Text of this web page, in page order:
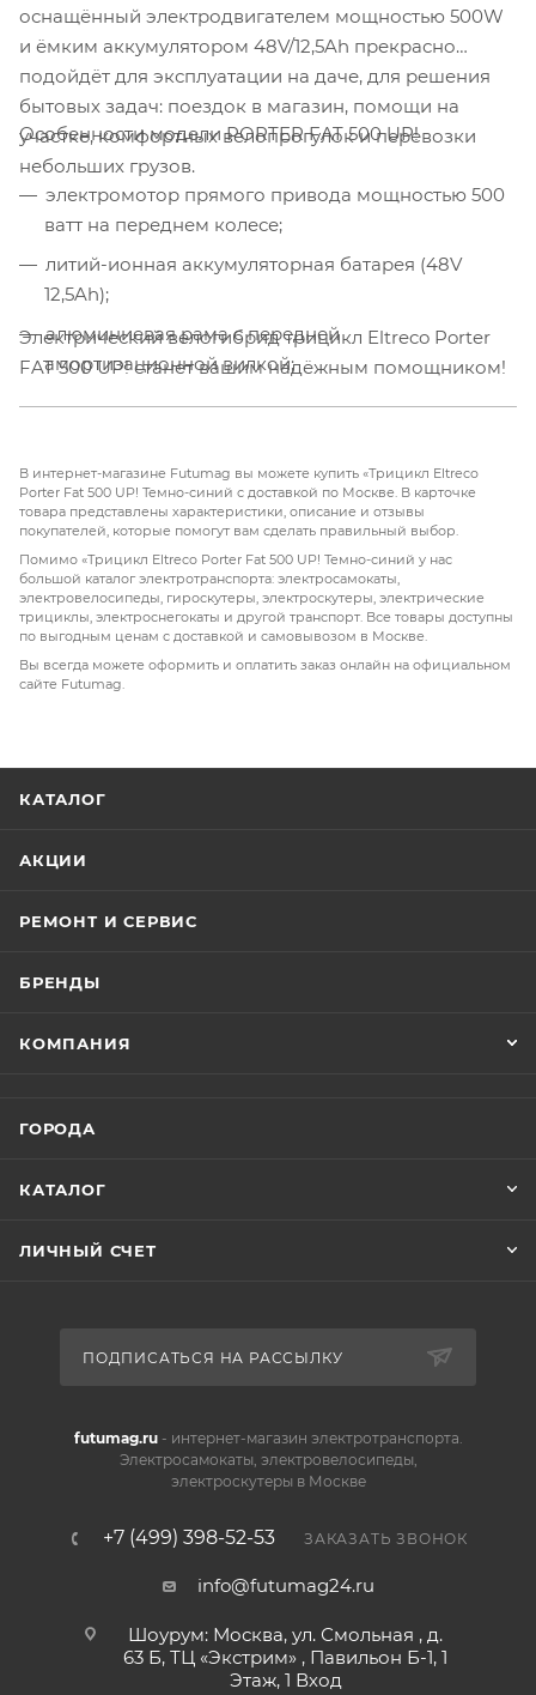
оснащённый электродвигателем мощностью 500W
и ёмким аккумулятором 48V/12,5Ah прекрасно
подойдёт для эксплуатации на даче, для решения
бытовых задач: поездок в магазин, помощи на
участке, комфортных велопрогулок и перевозки
небольших грузов.
Особенности модели PORTER FAT 500 UP!
электромотор прямого привода мощностью 500
ватт на переднем колесе;
литий-ионная аккумуляторная батарея (48V
12,5Ah);
алюминиевая рама с передней
амортизационной вилкой;
широкие колёса 20" х 3.0" на двойных усиленных
передний тормоз — дисковый механический,
задний — роллерный;
стальные полноразмерные крылья;
лёгкая корзина на руле и задняя вместительная
корзина;
передняя яркая светодиодная фара;
максимальная нагрузка — до 110 кг;
пробег на одной зарядке — до 50 км.
Электрический велогибрид трицикл Eltreco Porter
FAT 500 UP! станет вашим надёжным помощником!
В интернет-магазине Futumag вы можете купить «Трицикл Eltreco
Porter Fat 500 UP! Темно-синий с доставкой по Москве. В карточке
товара представлены характеристики, описание и отзывы
покупателей, которые помогут вам сделать правильный выбор.
Помимо «Трицикл Eltreco Porter Fat 500 UP! Темно-синий у нас
большой каталог электротранспорта: электросамокаты,
электровелосипеды, гироскутеры, электроскутеры, электрические
трициклы, электроснегокаты и другой транспорт. Все товары доступны
по выгодным ценам с доставкой и самовывозом в Москве.
Вы всегда можете оформить и оплатить заказ онлайн на официальном
сайте Futumag.
КАТАЛОГ
АКЦИИ
РЕМОНТ И СЕРВИС
БРЕНДЫ
КОМПАНИЯ
ГОРОДА
КАТАЛОГ
ЛИЧНЫЙ СЧЕТ
ПОДПИСАТЬСЯ НА РАССЫЛКУ
futumag.ru- интернет-магазин электротранспорта.
Электросамокаты, электровелосипеды,
электроскутеры в Москве
+7 (499) 398-52-53 ЗАКАЗАТЬ ЗВОНОК
info@futumag24.ru
Шоурум: Москва, ул. Смольная , д.
63 Б, ТЦ «Экстрим» , Павильон Б-1, 1
Этаж, 1 Вход